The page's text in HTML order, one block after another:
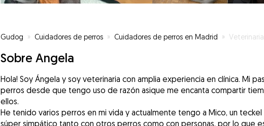
Gudog » Cuidadores de perros » Cuidadores de perros en Madrid » Veterinaria
Sobre Angela
Hola! Soy Ángela y soy veterinaria con amplia experiencia en clínica. Mi
perros desde que tengo uso de razón asique me encanta compartir
ellos.
He tenido varios perros en mi vida y actualmente tengo a Mico, un teckel
súper simpático tanto con otros perros como con personas, por lo que